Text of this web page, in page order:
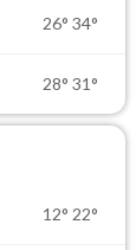
26° 34°
28° 31°
12° 22°